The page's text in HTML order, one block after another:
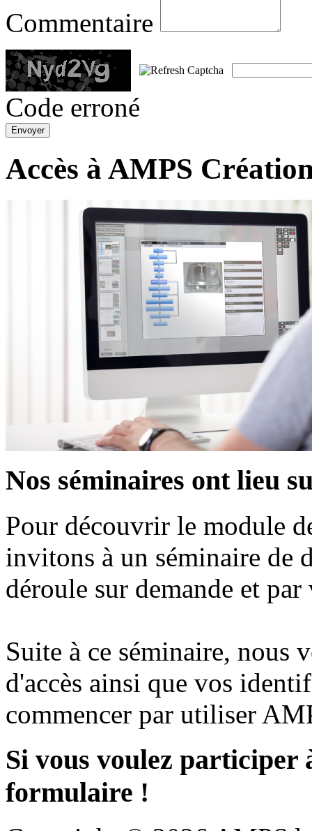
Commentaire
Code erroné
Accès à AMPS
Nos séminaires ont lieu
Pour découvrir le module
invitons à un séminaire de
déroule sur demande et
Suite à ce séminaire, nous
d'accès ainsi que vos
commencer par utiliser
Si vous voulez
formulaire !